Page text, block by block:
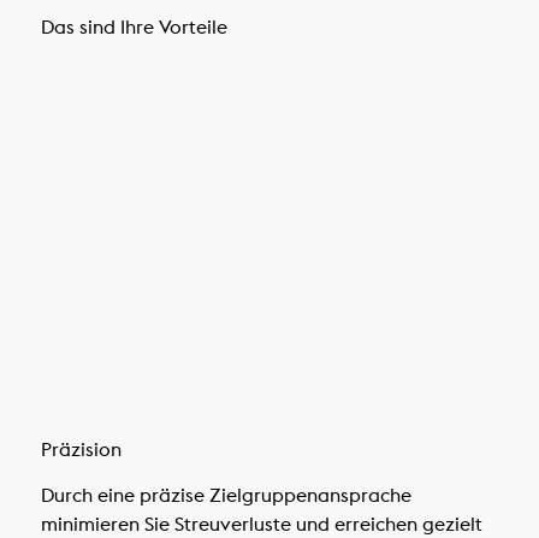
Das sind Ihre Vorteile
Präzision
Durch eine präzise Zielgruppenansprache
minimieren Sie Streuverluste und erreichen gezielt